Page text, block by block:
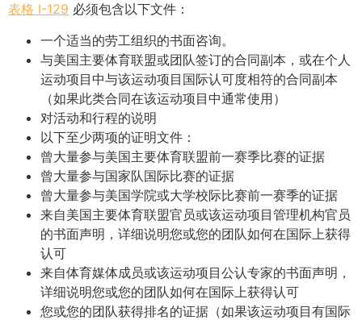
表格 I-129 必须包含以下文件：
一个适当的劳工组织的书面咨询。
与美国主要体育联盟或团队签订的合同副本，或在个人
运动项目中与该运动项目国际认可度相符的合同副本
（如果此类合同在该运动项目中通常使用）
对活动和行程的说明
以下至少两项的证明文件：
曾大量参与美国主要体育联盟前一赛季比赛的证据
曾大量参与国家队国际比赛的证据
曾大量参与美国学院或大学校际比赛前一赛季的证据
来自美国主要体育联盟官员或该运动项目管理机构官员
的书面声明，详细说明您或您的团队如何在国际上获得
认可
来自体育媒体成员或该运动项目公认专家的书面声明，
详细说明您或您的团队如何在国际上获得认可
您或您的团队获得排名的证据（如果该运动项目有国际